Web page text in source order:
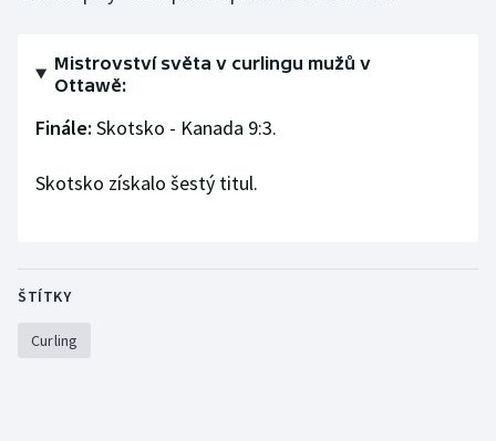
Olympijské hry
Parasport
Mistrovství světa v curlingu mužů v
Ottawě:
Finále: Skotsko - Kanada 9:3.
Skotsko získalo šestý titul.
ŠTÍTKY
Curling